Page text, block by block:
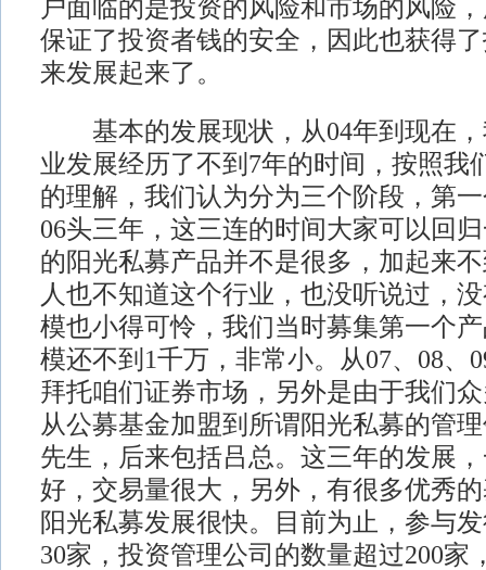
户面临的是投资的风险和市场的风险
保证了投资者钱的安全，因此也获得
来发展起来了。
基本的发展现状，从04年到现在，
业发展经历了不到7年的时间，按照我
的理解，我们认为分为三个阶段，第
06头三年，这三连的时间大家可以回
的阳光私募产品并不是很多，加起来
人也不知道这个行业，也没听说过，
模也小得可怜，我们当时募集第一个
模还不到1千万，非常小。从07、08、
拜托咱们证券市场，另外是由于我们
从公募基金加盟到所谓阳光私募的管
先生，后来包括吕总。这三年的发展
好，交易量很大，另外，有很多优秀
阳光私募发展很快。目前为止，参与
30家，投资管理公司的数量超过200家